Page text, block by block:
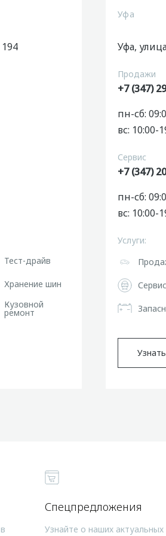
Тест-драйв
Хранение шин
Кузовной
ремонт
Уфа
Уфа,
Продажи
+7 (347)
пн-сб:
вс: 10:00-
Сервис
+7 (347)
пн-сб:
вс: 10:00-
Услуги:
Сервис
Спецпредложения
Узнайте о наших актуальных